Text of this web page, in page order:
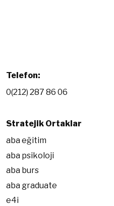
Telefon:
0(212) 287 86 06
Stratejik Ortaklar
aba eğitim
aba psikoloji
aba burs
aba graduate
e4i